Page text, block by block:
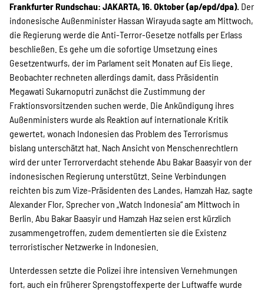
Stellenangebote
Werde Mitglied
Newsletter abonnieren
SPENDEN
Über uns
Transparenz
Frankfurter Rundschau: JAKARTA, 16. Oktober (ap/epd/dpa). Der
indonesische Außenminister Hassan Wirayuda sagte am Mittwoch,
die Regierung werde die Anti-Terror-Gesetze notfalls per Erlass
beschließen. Es gehe um die sofortige Umsetzung eines
Gesetzentwurfs, der im Parlament seit Monaten auf Eis liege.
Beobachter rechneten allerdings damit, dass Präsidentin
Megawati Sukarnoputri zunächst die Zustimmung der
Fraktionsvorsitzenden suchen werde. Die Ankündigung ihres
Außenministers wurde als Reaktion auf internationale Kritik
gewertet, wonach Indonesien das Problem des Terrorismus
bislang unterschätzt hat. Nach Ansicht von Menschenrechtlern
wird der unter Terrorverdacht stehende Abu Bakar Baasyir von der
indonesischen Regierung unterstützt. Seine Verbindungen
reichten bis zum Vize-Präsidenten des Landes, Hamzah Haz, sagte
Alexander Flor, Sprecher von „Watch Indonesia“ am Mittwoch in
Berlin. Abu Bakar Baasyir und Hamzah Haz seien erst kürzlich
zusammengetroffen, zudem dementierten sie die Existenz
terroristischer Netzwerke in Indonesien.
Unterdessen setzte die Polizei ihre intensiven Vernehmungen
fort, auch ein früherer Sprengstoffexperte der Luftwaffe wurde